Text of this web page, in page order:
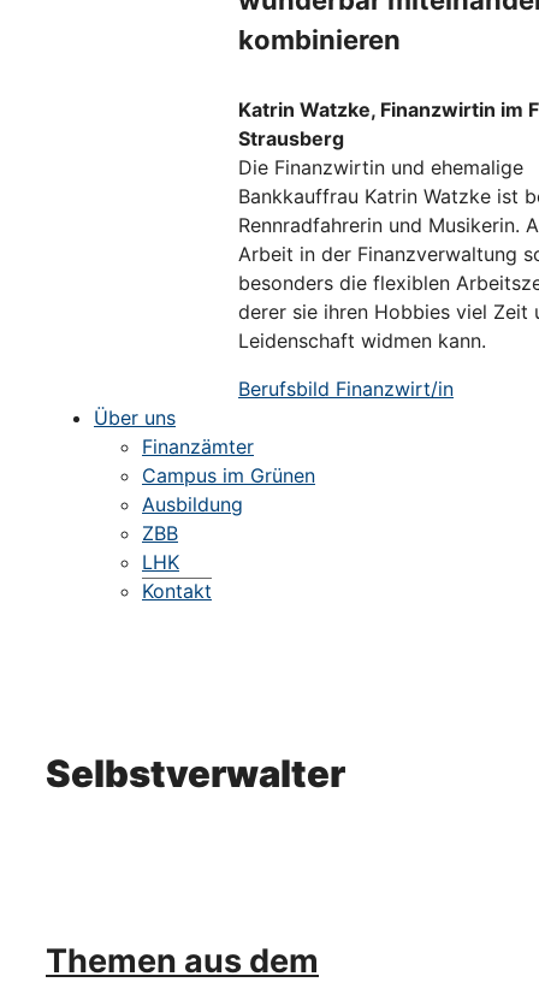
kombinieren
Katrin Watzke, Finanzwirtin im
Strausberg
Die Finanzwirtin und ehemalige
Bankkauffrau Katrin Watzke ist
Rennradfahrerin und Musikerin.
Arbeit in der Finanzverwaltung
besonders die flexiblen
derer sie ihren Hobbies viel Zeit
Leidenschaft widmen kann.
Berufsbild Finanzwirt/in
Über uns
Finanzämter
Campus im Grünen
Ausbildung
ZBB
LHK
Kontakt
Selbstverwalter
Themen aus dem